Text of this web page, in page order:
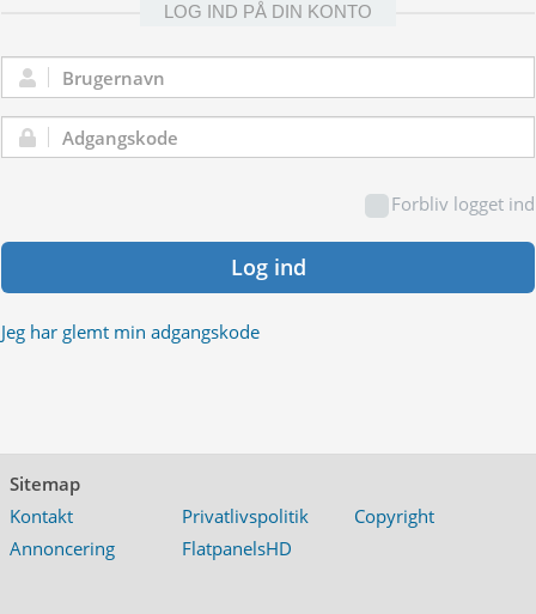
LOG IND PÅ DIN KONTO
Brugernavn:
Adgangskode:
Forbliv logget ind
Log ind
Jeg har glemt min adgangskode
Sitemap
Kontakt
Privatlivspolitik
Copyright
Annoncering
FlatpanelsHD